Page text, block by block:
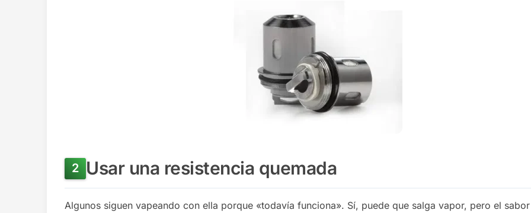
Usar una resistencia quemada
Algunos siguen vapeando con ella porque «todavía funciona». Sí, puede que salga vapor, pero el sabor